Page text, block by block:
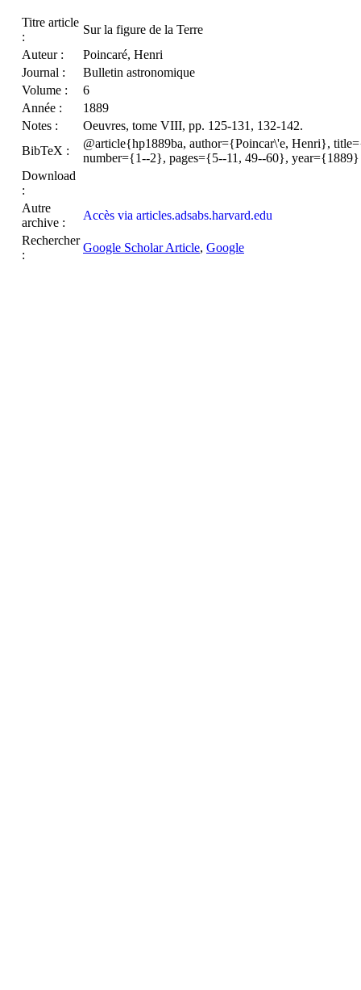
Titre article
:
Sur la figure de la Terre
Auteur :
Poincaré, Henri
Journal :
Bulletin astronomique
Volume :
6
Année :
1889
Notes :
Oeuvres, tome VIII, pp. 125-131, 132-142.
BibTeX :
@article{hp1889ba, author={Poincar\'e, Henri},
number={1--2}, pages={5--11, 49--60},
Download
:
Autre
archive :
Accès via articles.adsabs.harvard.edu
Rechercher
:
Google Scholar Article, Google